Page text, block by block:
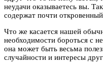
неудачи оказываетесь вы.
содержат почти
Что же касается нашей
необходимости бороться с
она может быть весьма
случайности и интересы